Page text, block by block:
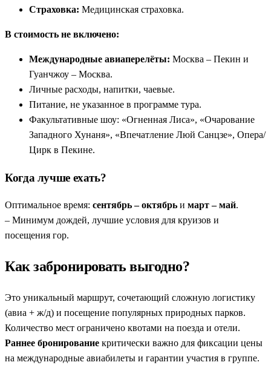
Страховка: Медицинская страховка.
В стоимость не включено:
Международные авиаперелёты: Москва – Пекин и
Гуанчжоу – Москва.
Личные расходы, напитки, чаевые.
Питание, не указанное в программе тура.
Факультативные шоу: «Огненная Лиса», «Очарование
Западного Хунаня», «Впечатление Люй Санцзе», Опера/
Цирк в Пекине.
Когда лучше ехать?
Оптимальное время: сентябрь – октябрь и март – май.
– Минимум дождей, лучшие условия для круизов и
посещения гор.
Как забронировать выгодно?
Это уникальный маршрут, сочетающий сложную логистику
(авиа + ж/д) и посещение популярных природных парков.
Количество мест ограничено квотами на поезда и отели.
Раннее бронирование критически важно для фиксации цены
на международные авиабилеты и гарантии участия в группе.